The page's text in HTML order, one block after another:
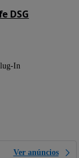
DSG
In
Ver anúncios